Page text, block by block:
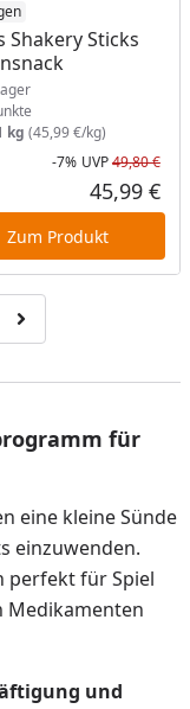
Shakery Sticks
am Lager
kg (45,99 €/kg)
-7% UVP49,80 €
45,99 €
Zum Produkt
4
Zur nächsten Seite
für
eine kleine Sünde
einzuwenden.
perfekt für Spiel
Medikamenten
und